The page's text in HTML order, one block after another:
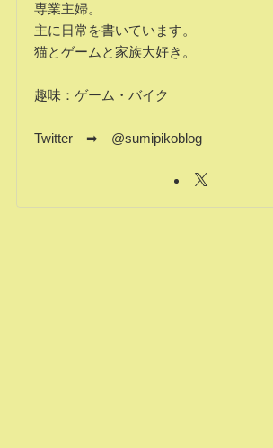
専業主婦。
主に日常を書いています。
猫とゲームと家族大好き。
趣味：ゲーム・バイク
Twitter ➡ @sumipikoblog